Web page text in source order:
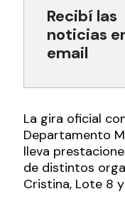
Recibí las
noticias
email
La gira oficial
Departamento
lleva
de distintos
Cristina, Lote 8